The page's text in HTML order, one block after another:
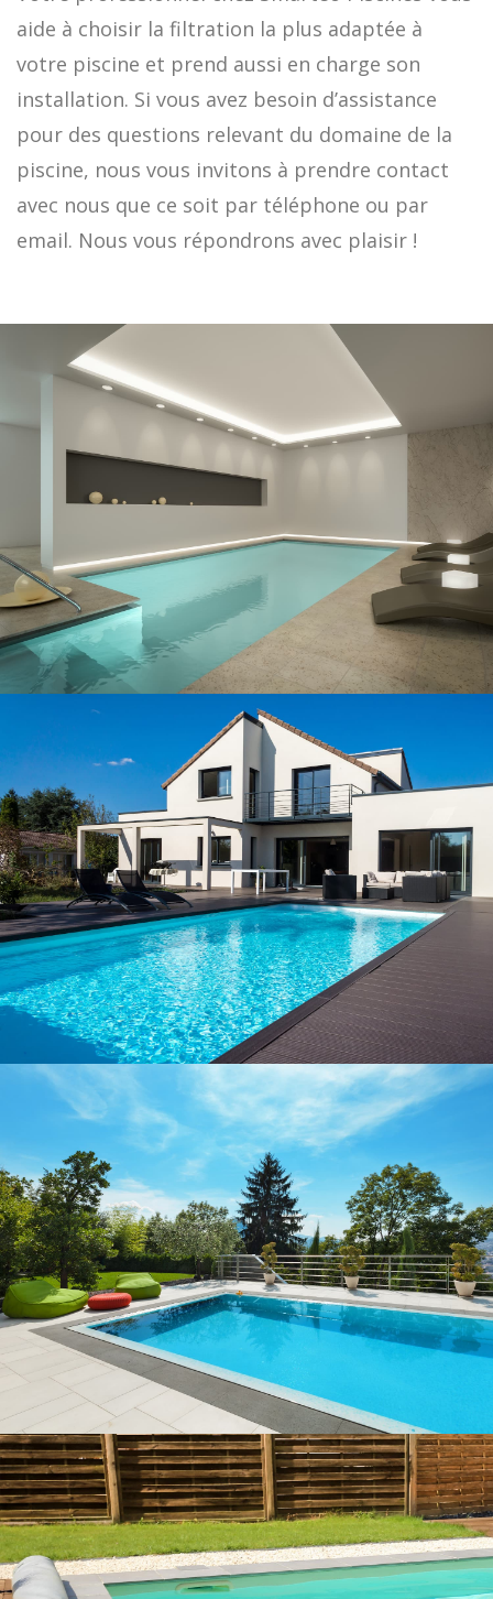
aide à choisir la filtration la plus adaptée à
votre piscine et prend aussi en charge son
installation. Si vous avez besoin d’assistance
pour des questions relevant du domaine de la
piscine, nous vous invitons à prendre contact
avec nous que ce soit par téléphone ou par
email. Nous vous répondrons avec plaisir !